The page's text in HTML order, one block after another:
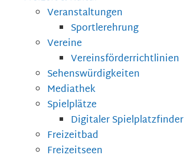
Veranstaltungen
Sportlerehrung
Vereine
Vereinsförderrichtlinien
Sehenswürdigkeiten
Mediathek
Spielplätze
Digitaler Spielplatzfinder
Freizeitbad
Freizeitseen